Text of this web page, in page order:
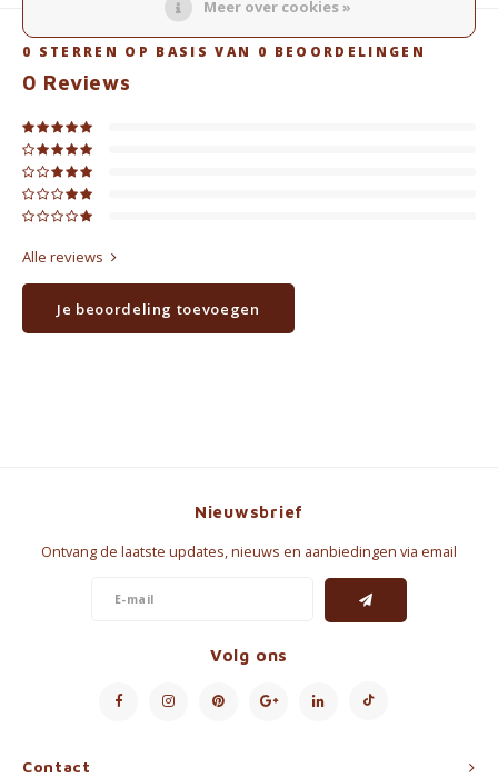
0 STERREN OP BASIS VAN 0 BEOORDELINGEN
0 Reviews
Alle reviews
Je beoordeling toevoegen
Contact
Nieuwsbrief
Ontvang de laatste updates, nieuws en aanbiedingen via email
Volg ons
Meer over cookies »